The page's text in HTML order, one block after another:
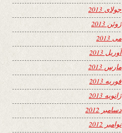
جولای 2013
ژوئن 2013
می 2013
آوریل 2013
مارس 2013
فوریه 2013
ژانویه 2013
دسامبر 2012
نوامبر 2012